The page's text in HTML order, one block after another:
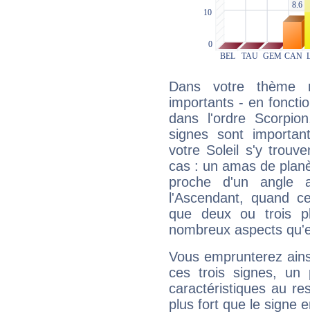
Dans votre thème
importants - en
dans l'ordre
signes sont
votre Soleil s'y
cas : un amas de
proche d'un
l'Ascendant, quand
que deux ou trois
nombreux aspects
Vous emprunterez
ces trois signes, un
caractéristiques au
plus fort que le signe